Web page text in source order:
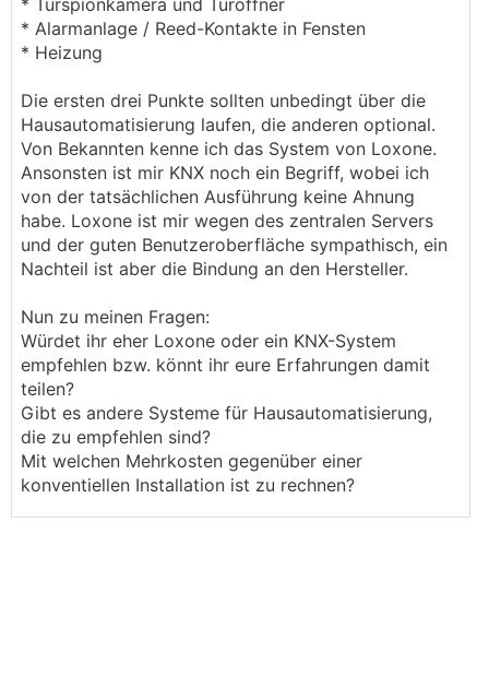
* Türspionkamera und Türöffner
* Alarmanlage / Reed-Kontakte in Fensten
* Heizung
Die ersten drei Punkte sollten unbedingt über die
Hausautomatisierung laufen, die anderen optional.
Von Bekannten kenne ich das System von Loxone.
Ansonsten ist mir KNX noch ein Begriff, wobei ich
von der tatsächlichen Ausführung keine Ahnung
habe. Loxone ist mir wegen des zentralen Servers
und der guten Benutzeroberfläche sympathisch, ein
Nachteil ist aber die Bindung an den Hersteller.
Nun zu meinen Fragen:
Würdet ihr eher Loxone oder ein KNX-System
empfehlen bzw. könnt ihr eure Erfahrungen damit
teilen?
Gibt es andere Systeme für Hausautomatisierung,
die zu empfehlen sind?
Mit welchen Mehrkosten gegenüber einer
konventiellen Installation ist zu rechnen?